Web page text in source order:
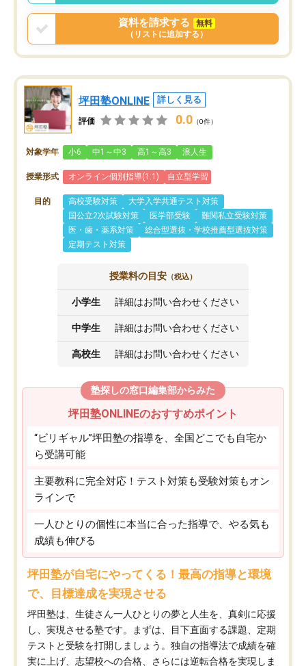
資料を請求する
無料
（リストに追加する）
坪田塾ONLINE 詳しく見る
評価 0.0 （0件）
対象学年 小6 中1～中3 高1～高3 浪人生
授業形式 オンライン個別指導(1:1) 自立型学習
目的 高校受験対策
大学入学共通テスト対策
国公立2次試験対策
医学部受験
難関私立受験対策
医・歯・薬系対策
総合型選抜・学校推薦型選抜対策
定期テスト対策
授業料の目安 （税込）
小学生 詳細はお問い合わせください
中学生 詳細はお問い合わせください
高校生 詳細はお問い合わせください
塾探しの窓口編集部からみた
坪田塾ONLINEのおすすめポイント
“ビリギャル”坪田塾の指導を、全国どこでも自宅か
ら受講可能
主要教科に完全対応！テスト対策も受験対策もオン
ラインで
一人ひとりの個性に本当に合った指導で、やる気も
成績も伸びる
坪田塾が自宅にやってくる！最高の指導と環境
で、目標達成を実現させる
坪田塾は、生徒さん一人ひとりの夢と人生を、真剣に応援
し、実現させる塾です。まずは、目下直面する課題、定期
テストと受験を打開しましょう。独自の指導法で成績を確
実に上げ、志望校への合格、さらには逆転合格を実現しま